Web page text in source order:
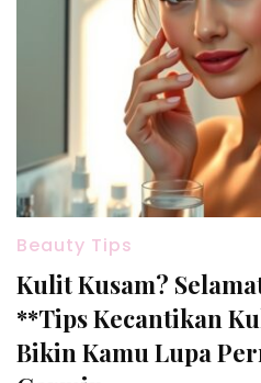
Beauty Tips
Kulit Kusam?
**Tips Kecantikan
Bikin Kamu Lupa